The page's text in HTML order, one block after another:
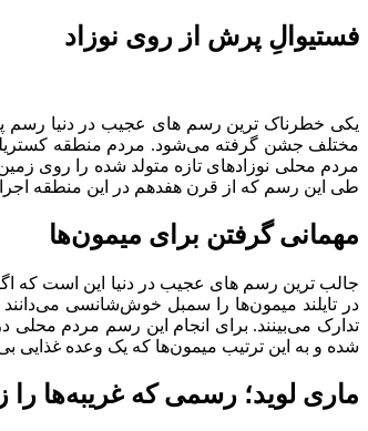
فستیوالِ پرش از روی نوزاد
یکی خطرناک ترین رسم های عجیب در دنیا رسم
مختلف جشن گرفته می‌شود. مردم منطقه کستریلو
مردم محلی نوزادهای تازه متولد شده را روی
طی این رسم که از قرن هفدهم در این منطقه
مهمانی گرفتن برای میمون‌ها
جالب ترین رسم های عجیب در دنیا این است که
در تایلند میمون‌ها را سمبل خوش‌شانسی
تدارک می‌بینند. برای انجام این رسم مردم محلی
شده و به این ترتیب میمون‌ها که یک وعده غذایی
ماری لوید؛ رسمی که غریبه‌ها